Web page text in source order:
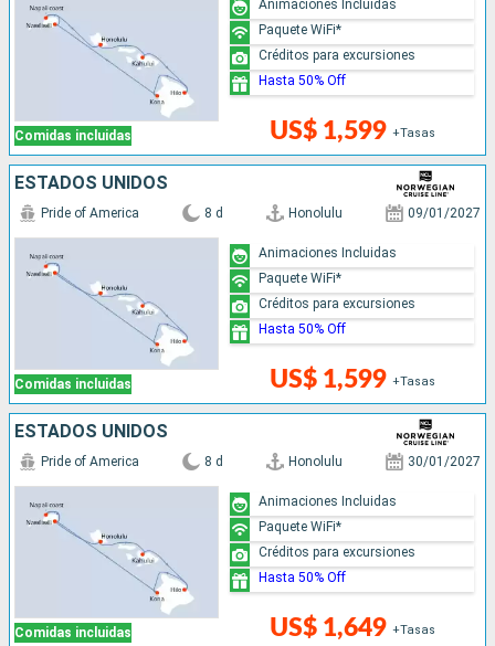
Comidas incluidas US$ 1,599 +Tasas
Animaciones Incluidas
Paquete WiFi*
Créditos para excursiones
Hasta 50% Off
ESTADOS UNIDOS
Comidas incluidas
Pride of America 8 d Honolulu 09/01/2027
US$ 1,599 +Tasas
Animaciones Incluidas
Paquete WiFi*
Créditos para excursiones
Hasta 50% Off
ESTADOS UNIDOS
Comidas incluidas
Pride of America 8 d Honolulu 30/01/2027
US$ 1,649 +Tasas
Animaciones Incluidas
Paquete WiFi*
Créditos para excursiones
Hasta 50% Off